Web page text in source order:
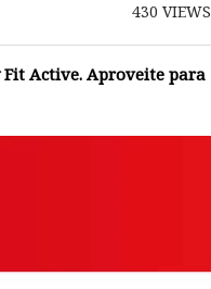
430VIEWS
Active. Aproveite para